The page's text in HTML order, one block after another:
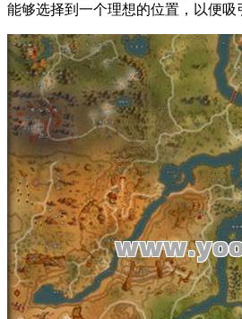
能够选择到一个理想的位置，以便吸